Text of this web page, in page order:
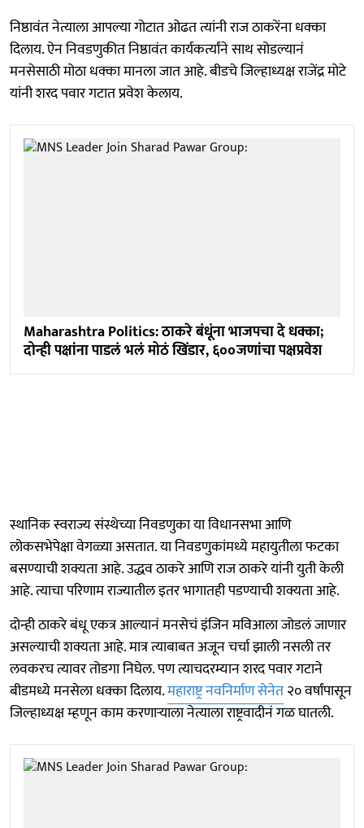
निष्ठावंत नेत्याला आपल्या गोटात ओढत त्यांनी राज ठाकरेंना धक्का
दिलाय. ऐन निवडणुकीत निष्ठावंत कार्यकर्त्यांने साथ सोडल्यानं
मनसेसाठी मोठा धक्का मानला जात आहे. बीडचे जिल्हाध्यक्ष राजेंद्र मोटे
यांनी शरद पवार गटात प्रवेश केलाय.
Maharashtra Politics: ठाकरे बंधूंना भाजपचा दे धक्का;
दोन्ही पक्षांना पाडलं भलं मोठं खिंडार, ६००जणांचा पक्षप्रवेश
स्थानिक स्वराज्य संस्थेच्या निवडणुका या विधानसभा आणि
लोकसभेपेक्षा वेगळ्या असतात. या निवडणुकांमध्ये महायुतीला फटका
बसण्याची शक्यता आहे. उद्धव ठाकरे आणि राज ठाकरे यांनी युती केली
आहे. त्याचा परिणाम राज्यातील इतर भागातही पडण्याची शक्यता आहे.
दोन्ही ठाकरे बंधू एकत्र आल्यानं मनसेचं इंजिन मविआला जोडलं जाणार
असल्याची शक्यता आहे. मात्र त्याबाबत अजून चर्चा झाली नसली तर
लवकरच त्यावर तोडगा निघेल. पण त्याचदरम्यान शरद पवार गटाने
बीडमध्ये मनसेला धक्का दिलाय.महाराष्ट्र नवनिर्माण सेनेत२० वर्षांपासून
जिल्हाध्यक्ष म्हणून काम करणाऱ्याला नेत्याला राष्ट्रवादीनं गळ घातली.